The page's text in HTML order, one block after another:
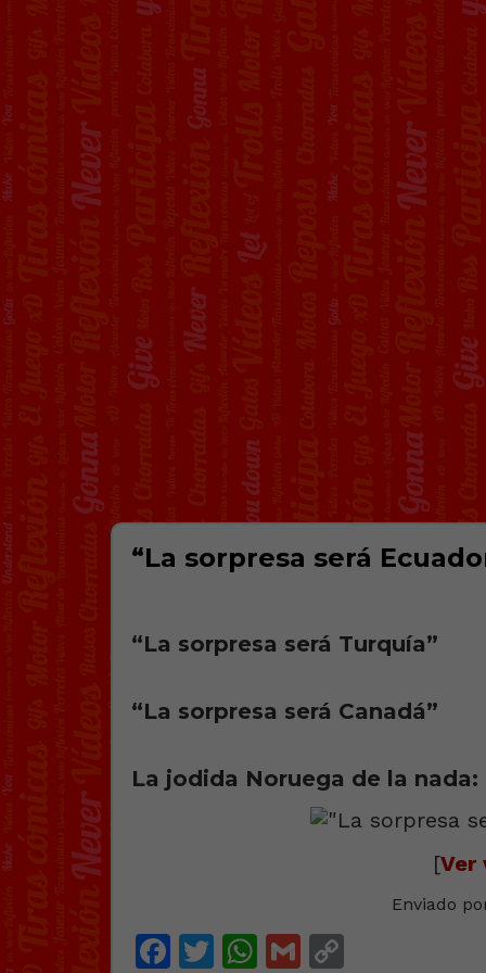
“La sorpresa será
“La sorpresa será Turquía”
“La sorpresa será Canadá”
La jodіda Noruega de la nada:
[Ver
Enviado
Facebook
Twitter
WhatsApp
Gmail